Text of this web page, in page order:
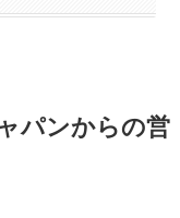
パンからの営